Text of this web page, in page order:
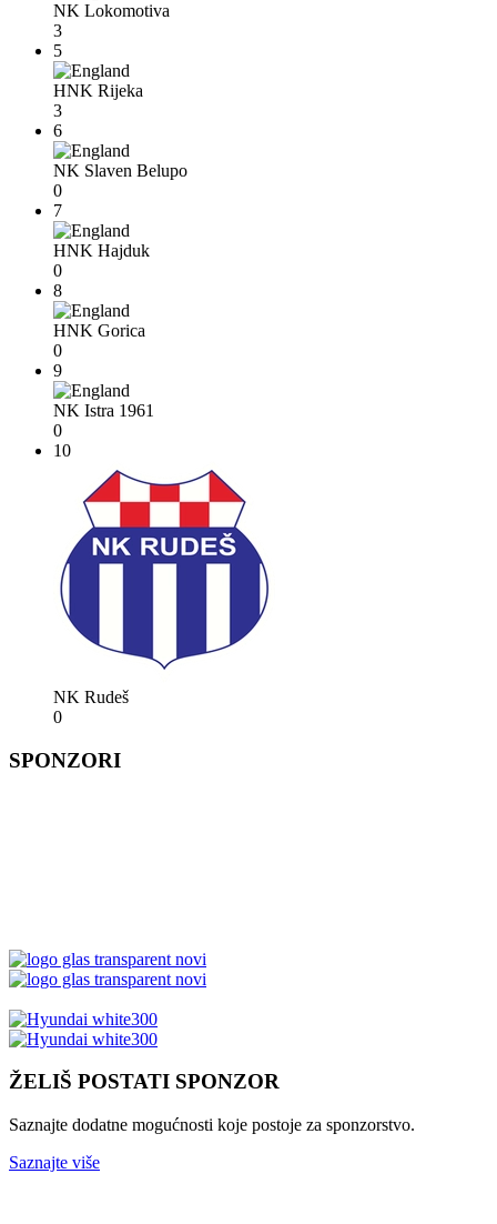
NK Lokomotiva
3
5
HNK Rijeka
3
6
NK Slaven Belupo
0
7
HNK Hajduk
0
8
HNK Gorica
0
9
NK Istra 1961
0
10
NK Rudeš
0
SPONZORI
ŽELIŠ POSTATI SPONZOR
Saznajte dodatne mogućnosti koje postoje za sponzorstvo.
Saznajte više